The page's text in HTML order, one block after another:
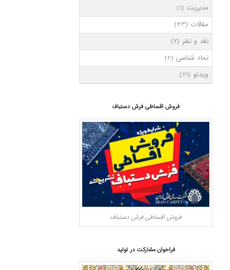
مدیریت (1)
مقالات (43)
نقد و نظر (7)
نماد شناسی (2)
ویدئو (21)
فروش اقساطی فرش دستباف
فروش اقساطی فرش دستباف
فراخوان مشارکت در تولید